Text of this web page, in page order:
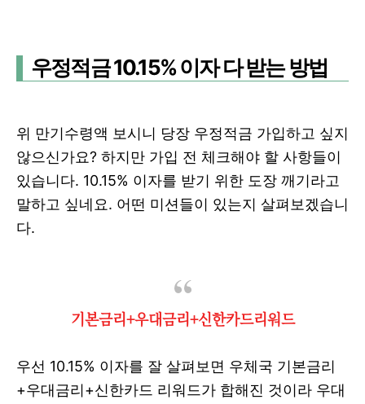
우정적금 10.15% 이자 다 받는 방법
위 만기수령액 보시니 당장 우정적금 가입하고 싶지
않으신가요? 하지만 가입 전 체크해야 할 사항들이
있습니다. 10.15% 이자를 받기 위한 도장 깨기라고
말하고 싶네요. 어떤 미션들이 있는지 살펴보겠습니
다.
기본금리+우대금리+신한카드리워드
우선 10.15% 이자를 잘 살펴보면 우체국 기본금리
+우대금리+신한카드 리워드가 합해진 것이라 우대